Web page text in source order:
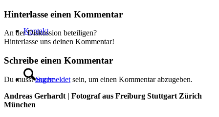
Kontakt
Suche
Hinterlasse einen Kommentar
An der Diskussion beteiligen?
Hinterlasse uns deinen Kommentar!
Schreibe einen Kommentar
Du musstangemeldet sein, um einen Kommentar abzugeben.
Andreas Gerhardt | Fotograf aus Freiburg Stuttgart Zürich
München